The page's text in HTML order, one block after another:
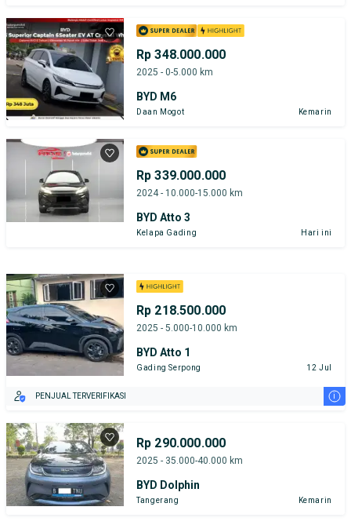
Rp 348.000.000
2025 - 0-5.000 km
BYD M6
Daan Mogot Kemarin
Rp 339.000.000
2024 - 10.000-15.000 km
BYD Atto 3
Kelapa Gading Hari ini
Rp 218.500.000
2025 - 5.000-10.000 km
BYD Atto 1
Gading Serpong 12 Jul
PENJUAL TERVERIFIKASI i
Rp 290.000.000
2025 - 35.000-40.000 km
BYD Dolphin
Tangerang Kemarin